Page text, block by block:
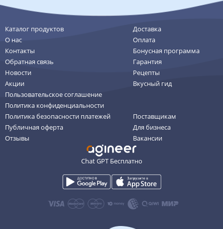
Каталог продуктов
О нас
Контакты
Обратная связь
Новости
Акции
Пользовательское соглашение
Политика конфиденциальности
Политика безопасности платежей
Публичная оферта
Отзывы
Доставка
Оплата
Бонусная программа
Гарантия
Рецепты
Вкусный гид
Поставщикам
Для бизнеса
Вакансии
Chat GPT Бесплатно